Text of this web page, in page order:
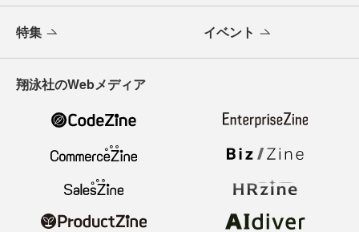
特集 イベント
翔泳社のWebメディア